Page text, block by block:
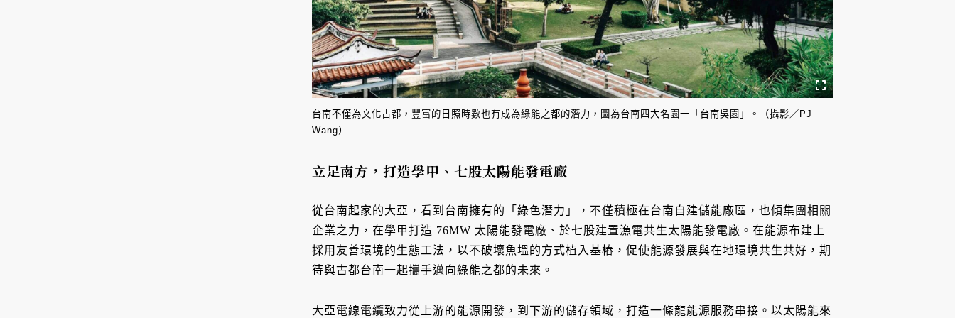
台南不僅為文化古都，豐富的日照時數也有成為綠能之都的潛力，圖為台南四大名園一「台南吳園」。（攝影／PJ
Wang）
立足南方，打造學甲、七股太陽能發電廠
從台南起家的大亞，看到台南擁有的「綠色潛力」，不僅積極在台南自建儲能廠區，也傾集團相關
企業之力，在學甲打造 76MW 太陽能發電廠、於七股建置漁電共生太陽能發電廠。在能源布建上
採用友善環境的生態工法，以不破壞魚塭的方式植入基樁，促使能源發展與在地環境共生共好，期
待與古都台南一起攜手邁向綠能之都的未來。
大亞電線電纜致力從上游的能源開發，到下游的儲存領域，打造一條龍能源服務串接。以太陽能來